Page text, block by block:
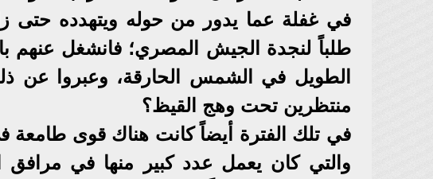
في غفلة عما يدور من حوله ويتهدده حتى
طلباً لنجدة الجيش المصري؛ فانشغل عنهم
الطويل في الشمس الحارقة، وعبروا عن
منتظرين تحت وهج القيظ؟
في تلك الفترة أيضاً كانت هناك قوى طامعة
والتي كان يعمل عدد كبير منها في مرافق